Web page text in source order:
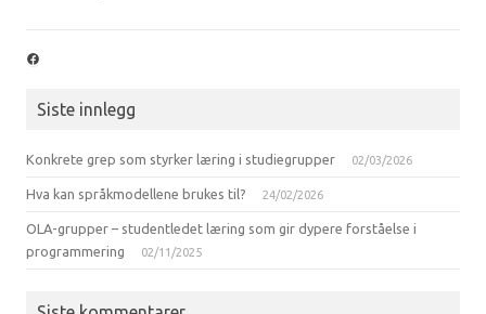
Facebook
Siste innlegg
Konkrete grep som styrker læring i studiegrupper 02/03/2026
Hva kan språkmodellene brukes til? 24/02/2026
OLA-grupper – studentledet læring som gir dypere forståelse i
programmering
02/11/2025